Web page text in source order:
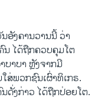
ອັງຄານວານນີ້ ວ່າ
ນ ໄດ້ຖືກຄວບຄຸມໂຕ
ບາບາ ຫຼັງຈາກມີ
ສ່ພວກຊົນເຜົ່າທິເກຣ.
ດັ່ງກ່າວ ໄດ້ຖືກປ່ອຍໂຕ.